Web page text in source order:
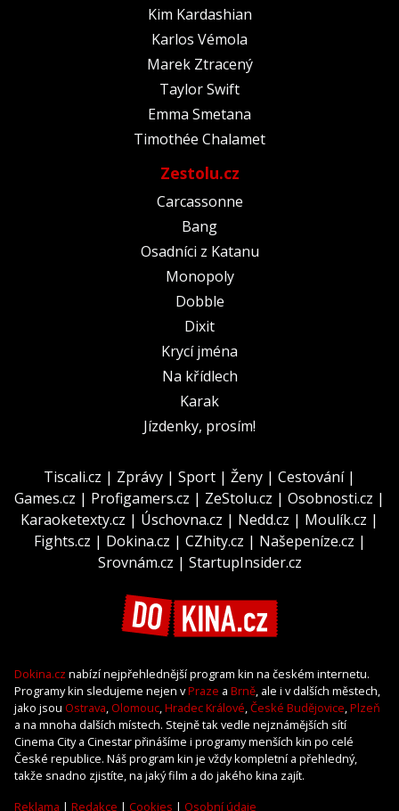
Kim Kardashian
Karlos Vémola
Marek Ztracený
Taylor Swift
Emma Smetana
Timothée Chalamet
Zestolu.cz
Carcassonne
Bang
Osadníci z Katanu
Monopoly
Dobble
Dixit
Krycí jména
Na křídlech
Karak
Jízdenky, prosím!
Tiscali.cz | Zprávy | Sport | Ženy | Cestování|
Games.cz | Profigamers.cz | ZeStolu.cz | Osobnosti.cz |
Karaoketexty.cz | Úschovna.cz | Nedd.cz | Moulík.cz |
Fights.cz | Dokina.cz | CZhity.cz | Našepeníze.cz |
Srovnám.cz | StartupInsider.cz
Dokina.cz nabízí nejpřehlednější program kin na českém internetu.
Programy kin sledujeme nejen vPraze a Brně, ale i v dalších městech,
jako jsou Ostrava, Olomouc,Hradec Králové,České Budějovice,Plzeň
a na mnoha dalších místech. Stejně tak vedle nejznámějších sítí
Cinema City a Cinestar přinášíme i programy menších kin po celé
České republice. Náš program kin je vždy kompletní a přehledný,
takže snadno zjistíte, na jaký film a do jakého kina zajít.
Reklama | Redakce | Cookies | Osobní údaje